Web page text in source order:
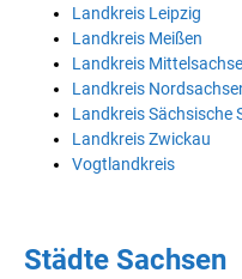
Landkreis Leipzig
Landkreis Meißen
Landkreis
Landkreis
Landkreis Sächsische
Landkreis Zwickau
Vogtlandkreis
Städte Sachsen